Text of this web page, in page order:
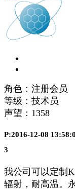
角色：注册会员
等级：技术员
声望： 1358
P:2016-12-08
3
我公司可以定制
辐射，耐高温。